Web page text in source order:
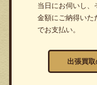
当日にお伺いし、
金額にご納得いた
でお支払い。
出張買